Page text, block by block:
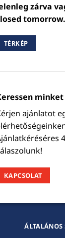
zárva
tomorrow.
TÉRKÉP
ajánlatot
KAPCSOLAT
ÁLTALÁNOS